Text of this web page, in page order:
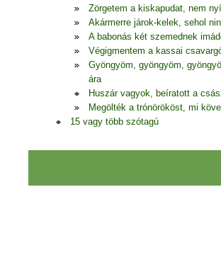
Zörgetem a kiskapudat, nem
Akármerre járok-kelek, sehol
A babonás két szemednek
Végigmentem a kassai
Gyöngyöm, gyöngyöm,
ára
Huszár vagyok, beíratott a
Megölték a trónörököst, mi
15 vagy több szótagú